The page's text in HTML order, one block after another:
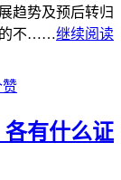
趋势及预后转归
的不……继续阅读
赞
有什么证